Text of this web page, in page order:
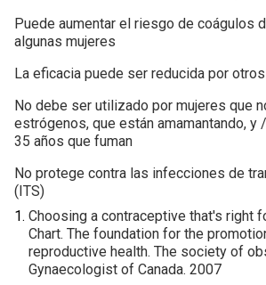
Puede aumentar el riesgo de coágulos
algunas mujeres
La eficacia puede ser reducida por
No debe ser utilizado por mujeres que
estrógenos, que están amamantando, y
35 años que fuman
No protege contra las infecciones de
(ITS)
Choosing a contraceptive that's right
Chart. The foundation for the
reproductive health. The society of
Gynaecologist of Canada. 2007